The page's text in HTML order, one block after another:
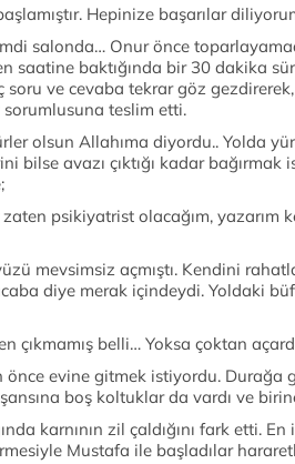
Hepinize başarılar
salonda… Onur önce
saatine baktığında bir 30 dakika
ve cevaba tekrar göz
teslim etti.
olsun Allahıma diyordu.. Yolda
bilse avazı çıktığı kadar
psikiyatrist olacağım, yazarım
mevsimsiz açmıştı. Kendini
diye merak içindeydi. Yoldaki
çıkmamış belli… Yoksa çoktan
önce evine gitmek istiyordu. Durağa
boş koltuklar da vardı ve
karnının zil çaldığını fark etti.
Mustafa ile başladılar